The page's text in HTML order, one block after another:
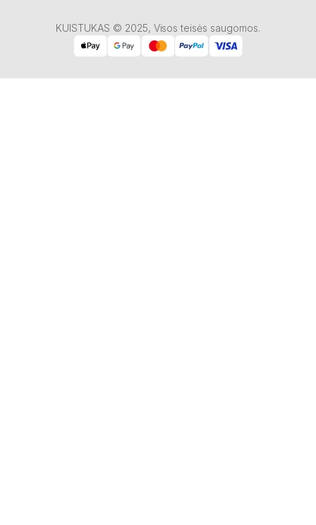
KUISTUKAS © 2025, Visos teisės saugomos.